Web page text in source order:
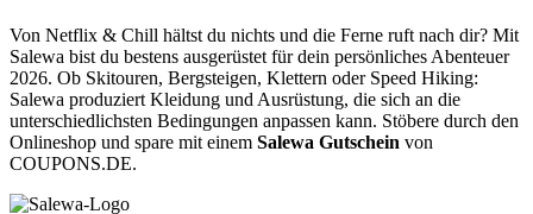
Von Netflix & Chill hältst du nichts und die Ferne ruft nach dir? Mit
Salewa bist du bestens ausgerüstet für dein persönliches Abenteuer
2026. Ob Skitouren, Bergsteigen, Klettern oder Speed Hiking:
Salewa produziert Kleidung und Ausrüstung, die sich an die
unterschiedlichsten Bedingungen anpassen kann. Stöbere durch den
Onlineshop und spare mit einem Salewa Gutschein von
COUPONS.DE.